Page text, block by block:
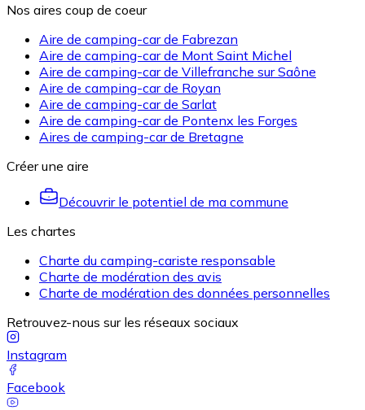
Nos aires coup de coeur
Aire de camping-car de Fabrezan
Aire de camping-car de Mont Saint Michel
Aire de camping-car de Villefranche sur Saône
Aire de camping-car de Royan
Aire de camping-car de Sarlat
Aire de camping-car de Pontenx les Forges
Aires de camping-car de Bretagne
Créer une aire
Découvrir le potentiel de ma commune
Les chartes
Charte du camping-cariste responsable
Charte de modération des avis
Charte de modération des données personnelles
Retrouvez-nous sur les réseaux sociaux
Instagram
Facebook